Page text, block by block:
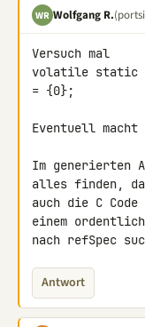
WR Wolfgang R.
Versuch mal
volatile static
= {0};
Eventuell
Im generierten
alles finden,
auch die C
einem
nach refSpec
Antwort